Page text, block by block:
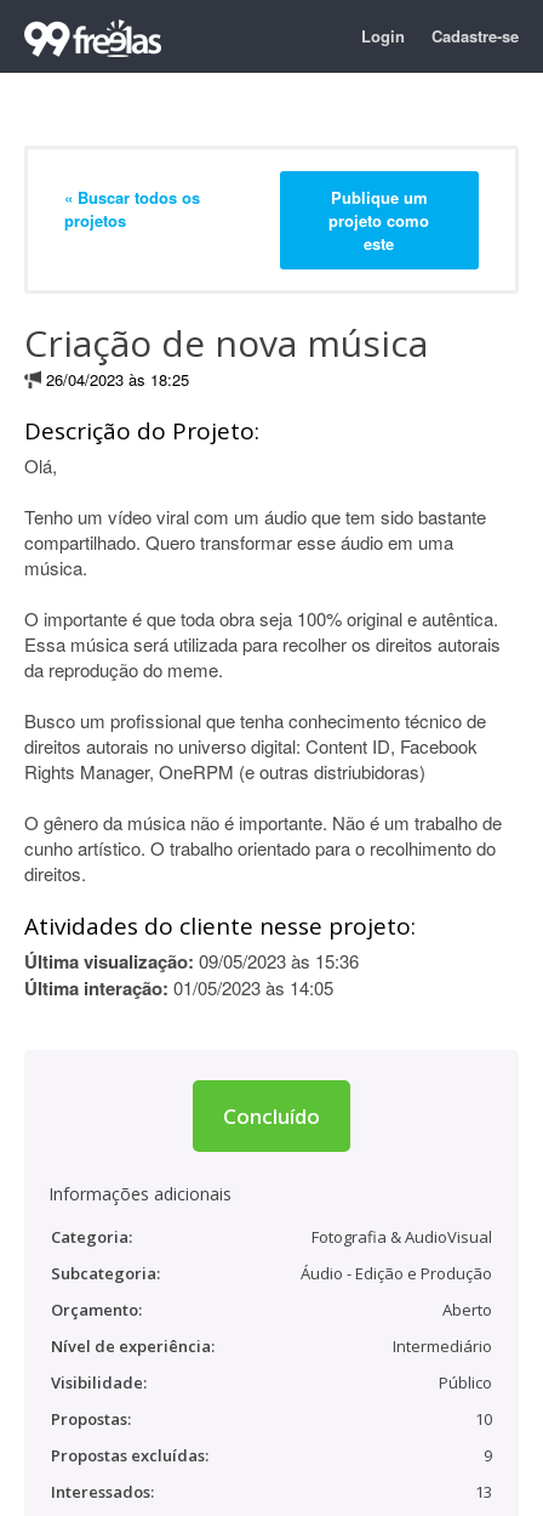
Login Cadastre-se
« Buscar todos os
projetos
Publique um
projeto como
este
Criação de nova música
26/04/2023 às 18:25
Descrição do Projeto:
Olá,
Tenho um vídeo viral com um áudio que tem sido bastante
compartilhado. Quero transformar esse áudio em uma
música.
O importante é que toda obra seja 100% original e autêntica.
Essa música será utilizada para recolher os direitos autorais
da reprodução do meme.
Busco um profissional que tenha conhecimento técnico de
direitos autorais no universo digital: Content ID, Facebook
Rights Manager, OneRPM (e outras distriubidoras)
O gênero da música não é importante. Não é um trabalho de
cunho artístico. O trabalho orientado para o recolhimento do
direitos.
Atividades do cliente nesse projeto:
Última visualização: 09/05/2023 às 15:36
Última interação: 01/05/2023 às 14:05
Concluído
Informações adicionais
Categoria:
Fotografia & AudioVisual
Subcategoria:
Áudio - Edição e Produção
Orçamento:
Aberto
Nível de experiência:
Intermediário
Visibilidade:
Público
Propostas:
10
Propostas excluídas:
9
Interessados:
13